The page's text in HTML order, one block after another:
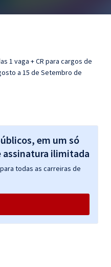
1 vaga + CR para cargos de
a 15 de Setembro de
em um só
todas as carreiras de